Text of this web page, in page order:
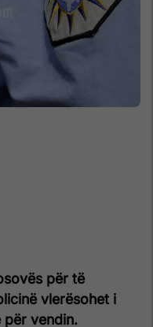
për të
vlerësohet i
për vendin.